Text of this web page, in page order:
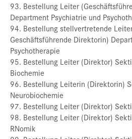
93. Bestellung Leiter
Department Psychiatrie und
94. Bestellung stellvertretende
Geschäftsführende Direktorin)
Psychotherapie
95. Bestellung Leiter (Direktor)
Biochemie
96. Bestellung Leiterin (Direktorin)
Neurobiochemie
97. Bestellung Leiter (Direktor)
98. Bestellung Leiter (Direktor)
RNomik